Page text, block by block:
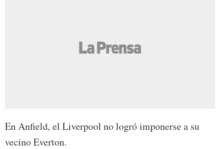
En Anfield, el Liverpool no logró imponerse a su
vecino Everton.